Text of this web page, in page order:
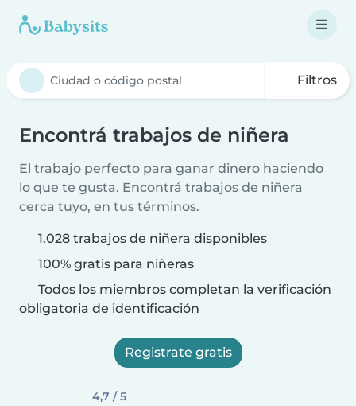
Filtros
Encontrá trabajos de niñera
El trabajo perfecto para ganar dinero haciendo
lo que te gusta. Encontrá trabajos de niñera
cerca tuyo, en tus términos.
1.028 trabajos de niñera disponibles
100% gratis para niñeras
Todos los miembros completan la verificación
obligatoria de identificación
Registrate gratis
4,7 / 5